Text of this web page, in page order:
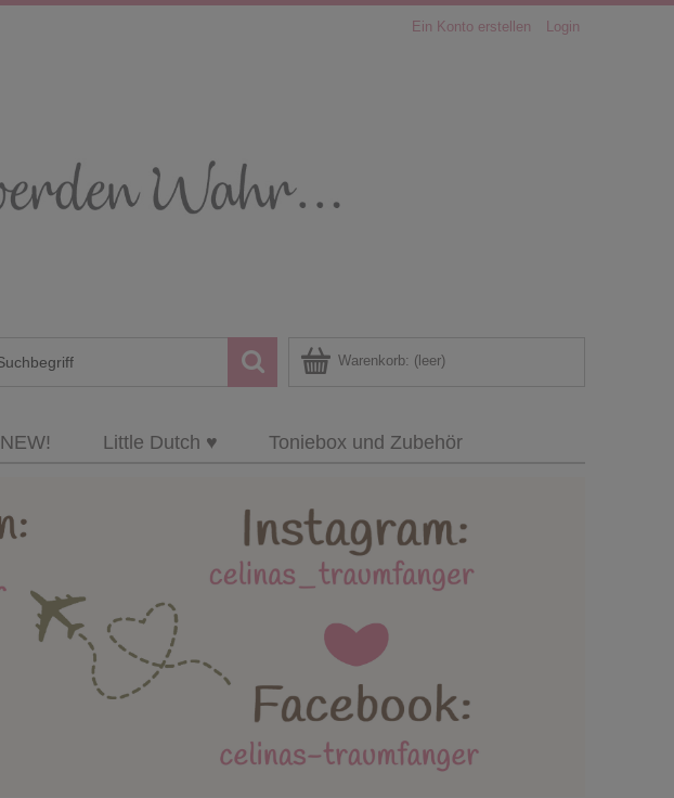
Ein Konto erstellen Login
Warenkorb: (leer)
NEW! Little Dutch ♥ Toniebox und Zubehör
Einschulung Muttertag / Vatertag AGB / Datenschutz